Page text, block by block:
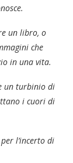
un libro, o
che
in una vita.
un turbinio di
i cuori di
l’incerto di